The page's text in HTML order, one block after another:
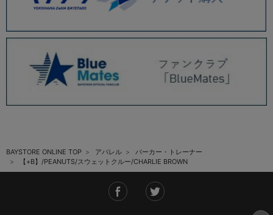
BAYSTORE ONLINE TOP アパレル
パーカー・トレーナー
【+B】/PEANUTS/スウェットクルー/CHARLIE BROWN